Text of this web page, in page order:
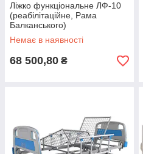
Ліжко функціональне ЛФ-10
(реабілітаційне, Рама
Балканського)
Немає в наявності
68 500,80 ₴